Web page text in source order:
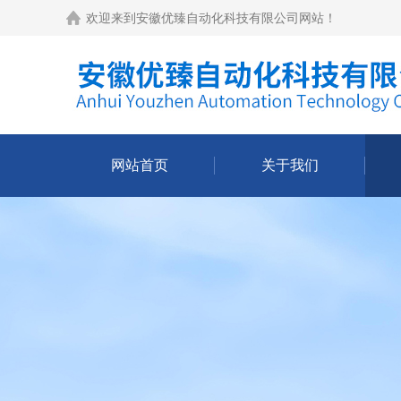
欢迎来到 安徽优臻自动化科技有限公司网站 ！
网站首页 关于我们